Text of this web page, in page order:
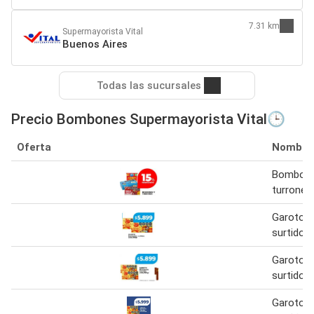
Supermayorista Vital
Buenos Aires
7.31 km
Todas las sucursales
Precio Bombones Supermayorista Vital🕒
Oferta Nombre
turrones
Garoto
surtidos
Garoto
surtidos
Garoto